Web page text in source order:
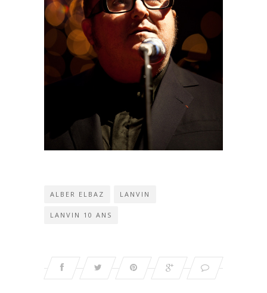
ALBER ELBAZ LANVIN
LANVIN 10 ANS